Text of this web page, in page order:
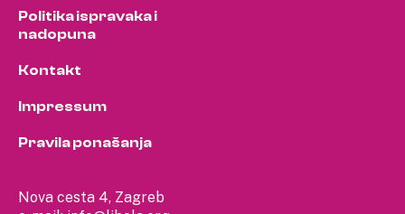
Nova cesta 4, Zagreb
Politika ispravaka i
nadopuna
Kontakt
Impressum
Pravila ponašanja